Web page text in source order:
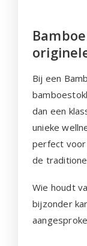
Bij een
dan een
unieke
perfect voor
de
Wie houdt
bijzonder